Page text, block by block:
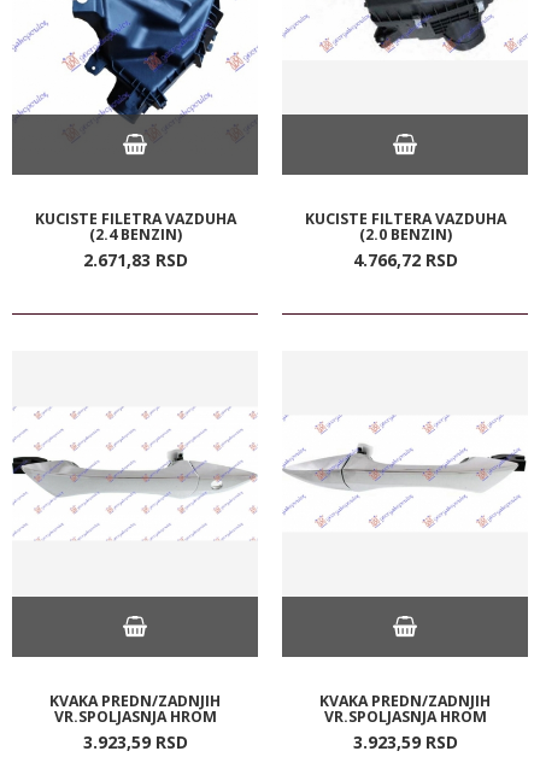
KUCISTE FILETRA VAZDUHA
(2.4 BENZIN)
2.671,83 RSD
KUCISTE FILTERA VAZDUHA
(2.0 BENZIN)
4.766,72 RSD
KVAKA PREDN/ZADNJIH
VR.SPOLJASNJA HROM
3.923,59 RSD
KVAKA PREDN/ZADNJIH
VR.SPOLJASNJA HROM
3.923,59 RSD